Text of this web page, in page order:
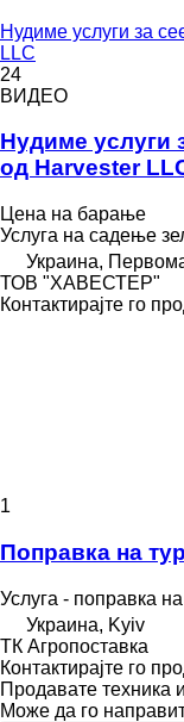
Нудиме услуги за
LLC
24
ВИДЕО
Нудиме услуги
од Harvester
Цена на барање
Услуга на садење
Украина,
ТОВ "ХАВЕСТЕР"
Контактирајте го
1
Поправка на
Услуга - поправка
Украина, Kyiv
ТК Агропоставка
Контактирајте го
Продавате техника
Може да го